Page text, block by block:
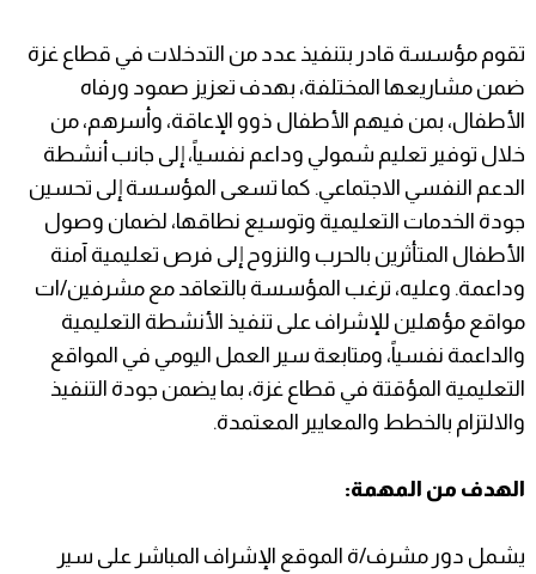
تقوم مؤسسة قادر بتنفيذ عدد من التدخلات في قطاع غزة
ضمن مشاريعها المختلفة، بهدف تعزيز صمود ورفاه
الأطفال، بمن فيهم الأطفال ذوو الإعاقة، وأسرهم، من
خلال توفير تعليم شمولي وداعم نفسياً، إلى جانب أنشطة
الدعم النفسي الاجتماعي. كما تسعى المؤسسة إلى تحسين
جودة الخدمات التعليمية وتوسيع نطاقها، لضمان وصول
الأطفال المتأثرين بالحرب والنزوح إلى فرص تعليمية آمنة
وداعمة. وعليه، ترغب المؤسسة بالتعاقد مع مشرفين/ات
مواقع مؤهلين للإشراف على تنفيذ الأنشطة التعليمية
والداعمة نفسياً، ومتابعة سير العمل اليومي في المواقع
التعليمية المؤقتة في قطاع غزة، بما يضمن جودة التنفيذ
والالتزام بالخطط والمعايير المعتمدة.
الهدف من المهمة:
يشمل دور مشرف/ة الموقع الإشراف المباشر على سير